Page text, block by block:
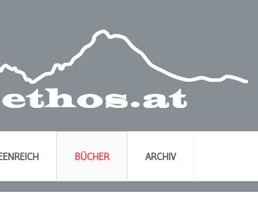
BÜCHER ARCHIV